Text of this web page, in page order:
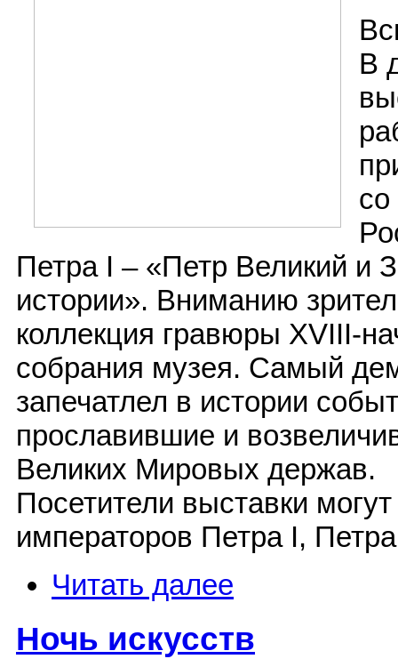
В
Петра I – «Петр Великий и
истории». Вниманию
коллекция гравюры XVIII-
собрания музея. Самый
запечатлел в истории
прославившие и
Великих Мировых держав.
Посетители выставки
императоров Петра I,
Читать далее
Ночь искусств